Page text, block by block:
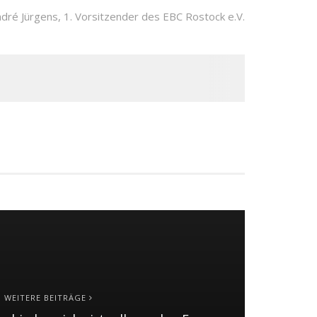
Jürgens, 1. Vorsitzender des EBC Rostock e.V.
WEITERE BEITRÄGE